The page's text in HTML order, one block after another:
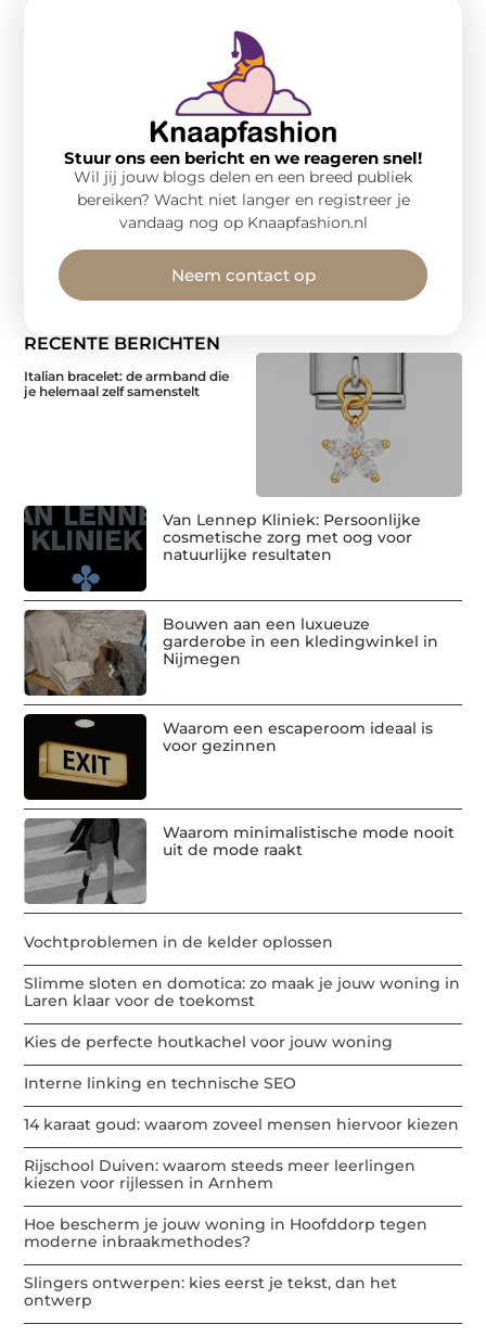
RECENTE BERICHTEN
Italian bracelet: de armband die
je helemaal zelf samenstelt
Van Lennep Kliniek: Persoonlijke
cosmetische zorg met oog voor
natuurlijke resultaten
Bouwen aan een luxueuze
garderobe in een kledingwinkel in
Nijmegen
Waarom een escaperoom ideaal is
voor gezinnen
Waarom minimalistische mode nooit
uit de mode raakt
Vochtproblemen in de kelder oplossen
Slimme sloten en domotica: zo maak je jouw woning in
Laren klaar voor de toekomst
Kies de perfecte houtkachel voor jouw woning
Interne linking en technische SEO
14 karaat goud: waarom zoveel mensen hiervoor kiezen
Rijschool Duiven: waarom steeds meer leerlingen
kiezen voor rijlessen in Arnhem
Hoe bescherm je jouw woning in Hoofddorp tegen
moderne inbraakmethodes?
Slingers ontwerpen: kies eerst je tekst, dan het
ontwerp
Stuur ons een bericht en we reageren snel!
Wil jij jouw blogs delen en een breed publiek
bereiken? Wacht niet langer en registreer je
vandaag nog op Knaapfashion.nl
Neem contact op